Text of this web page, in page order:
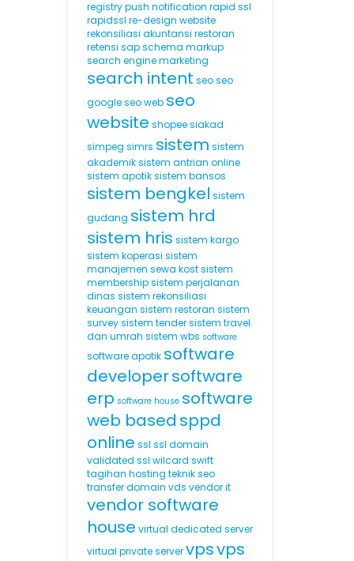
registry push notification rapid ssl
rapidssl re-design website
rekonsiliasi akuntansi restoran
retensi sap schema markup
search engine marketing
search intent seo seo
google seo web seo
website shopee siakad
simpeg simrs sistem sistem
akademik sistem antrian online
sistem apotik sistem bansos
sistem bengkel sistem
gudang sistem hrd
sistem hris sistem kargo
sistem koperasi sistem
manajemen sewa kost sistem
membership sistem perjalanan
dinas sistem rekonsiliasi
keuangan sistem restoran sistem
survey sistem tender sistem travel
dan umrah sistem wbs software
software apotik software
developersoftware
erp software house software
web based sppd
online ssl ssl domain
validated ssl wilcard swift
tagihan hosting teknik seo
transfer domain vds vendor it
vendor software
house virtual dedicated server
virtual private server vpsvps